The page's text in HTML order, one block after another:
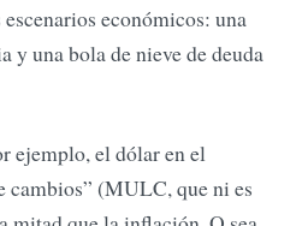
económicos: una
y una bola de nieve de deuda
ejemplo, el dólar en el
(MULC, que ni es